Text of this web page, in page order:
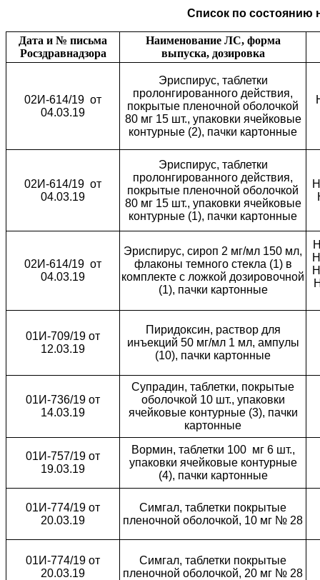
Список по состоянию
Дата и № письма
Росздравнадзора
Наименование ЛС, форма
выпуска, дозировка
02И-614/19 от
04.03.19
Эриспирус, таблетки
пролонгированного действия,
покрытые пленочной оболочкой
80 мг 15 шт., упаковки ячейковые
контурные (2), пачки картонные
02И-614/19 от
04.03.19
Эриспирус, таблетки
пролонгированного действия,
покрытые пленочной оболочкой
80 мг 15 шт., упаковки ячейковые
контурные (1), пачки картонные
02И-614/19 от
04.03.19
Эриспирус, сироп 2 мг/мл 150 мл,
флаконы темного стекла (1) в
комплекте с ложкой дозировочной
(1), пачки картонные
01И-709/19 от
12.03.19
Пиридоксин, раствор для
инъекций 50 мг/мл 1 мл, ампулы
(10), пачки картонные
01И-736/19 от
14.03.19
Супрадин, таблетки, покрытые
оболочкой 10 шт., упаковки
ячейковые контурные (3), пачки
картонные
01И-757/19 от
19.03.19
Вормин, таблетки 100 мг 6 шт.,
упаковки ячейковые контурные
(4), пачки картонные
01И-774/19 от
20.03.19
Симгал, таблетки покрытые
пленочной оболочкой, 10 мг № 28
01И-774/19 от
20.03.19
Симгал, таблетки покрытые
пленочной оболочкой, 20 мг № 28